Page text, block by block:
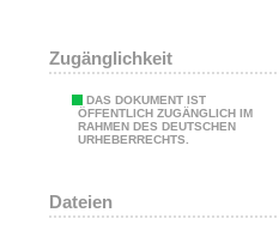
Zugänglichkeit
DAS DOKUMENT IST
ÖFFENTLICH ZUGÄNGLICH IM
RAHMEN DES DEUTSCHEN
URHEBERRECHTS.
Dateien